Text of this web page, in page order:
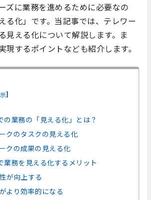
ズに業務を進めるために必要なの
る化」です。当記事では、テレワー
見える化について解説します。ま
現するポイントなども紹介します。
]
の業務の「見える化」とは？
クのタスクの見える化
クの成果の見える化
業務を見える化するメリット
が向上する
より効率的になる